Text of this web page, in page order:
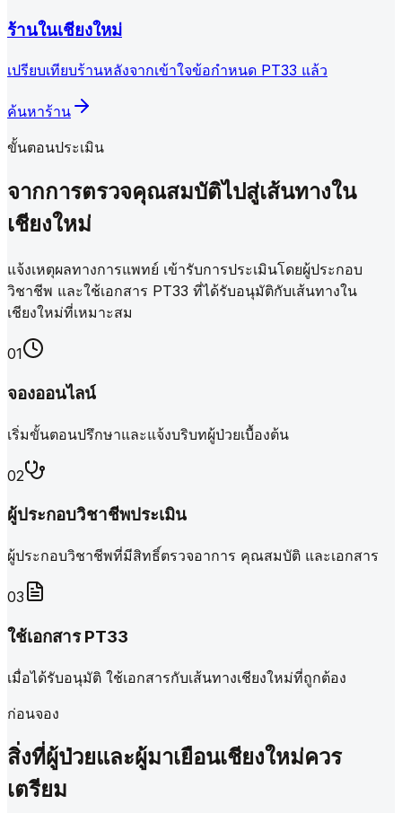
ร้านในเชียงใหม่
เปรียบเทียบร้านหลังจากเข้าใจข้อกำหนด PT33 แล้ว
ค้นหาร้าน
ขั้นตอนประเมิน
จากการตรวจคุณสมบัติไปสู่เส้นทางใน
เชียงใหม่
แจ้งเหตุผลทางการแพทย์ เข้ารับการประเมินโดยผู้ประกอบ
วิชาชีพ และใช้เอกสาร PT33 ที่ได้รับอนุมัติกับเส้นทางใน
เชียงใหม่ที่เหมาะสม
01
จองออนไลน์
เริ่มขั้นตอนปรึกษาและแจ้งบริบทผู้ป่วยเบื้องต้น
02
ผู้ประกอบวิชาชีพประเมิน
ผู้ประกอบวิชาชีพที่มีสิทธิ์ตรวจอาการ คุณสมบัติ และเอกสาร
03
ใช้เอกสาร PT33
เมื่อได้รับอนุมัติ ใช้เอกสารกับเส้นทางเชียงใหม่ที่ถูกต้อง
ก่อนจอง
สิ่งที่ผู้ป่วยและผู้มาเยือนเชียงใหม่ควร
เตรียม